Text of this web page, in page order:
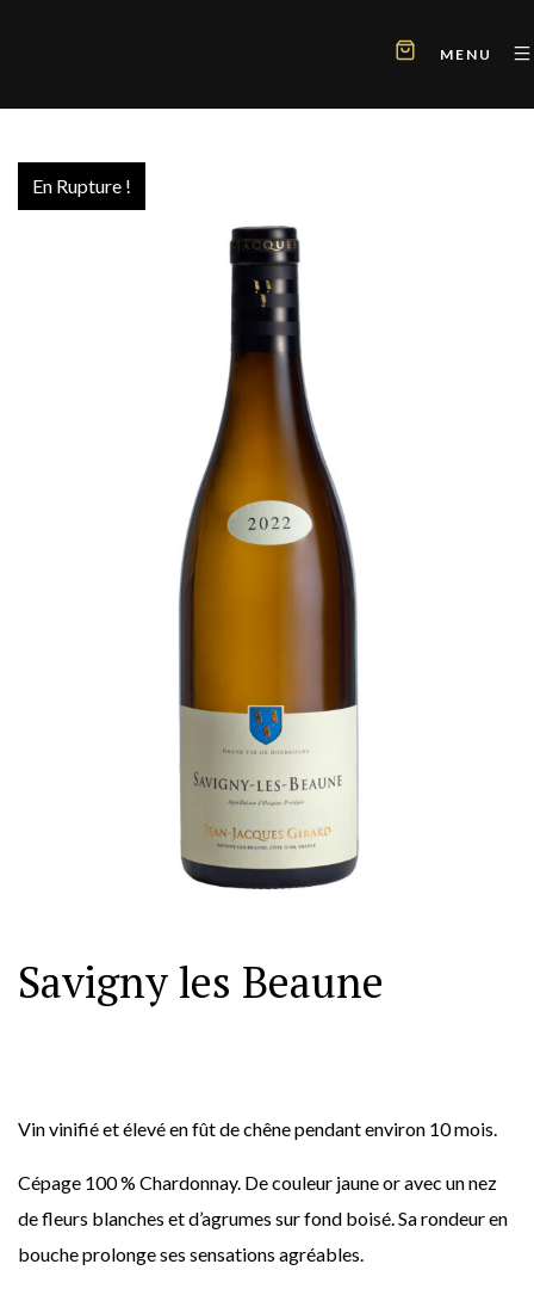
MENU
En Rupture !
Savigny les Beaune
Vin vinifié et élevé en fût de chêne pendant environ 10 mois.
Cépage 100 % Chardonnay. De couleur jaune or avec un nez
de fleurs blanches et d’agrumes sur fond boisé. Sa rondeur en
bouche prolonge ses sensations agréables.